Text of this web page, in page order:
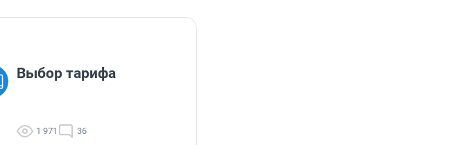
Выбор тарифа
1 971 36